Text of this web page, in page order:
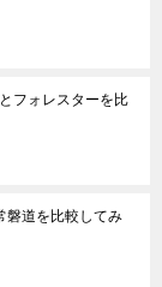
フォレスターを比
磐道を比較してみ